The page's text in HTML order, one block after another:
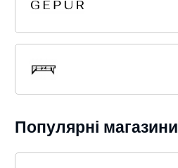
Популярні магазини